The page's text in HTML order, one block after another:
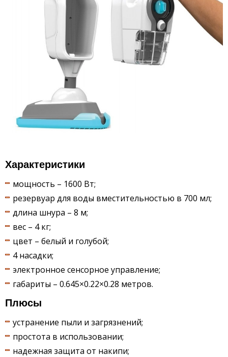
Характеристики
мощность – 1600 Вт;
резервуар для воды вместительностью в 700 мл;
длина шнура – 8 м;
вес – 4 кг;
цвет – белый и голубой;
4 насадки;
электронное сенсорное управление;
габариты – 0.645×0.22×0.28 метров.
Плюсы
устранение пыли и загрязнений;
простота в использовании;
надежная защита от накипи;